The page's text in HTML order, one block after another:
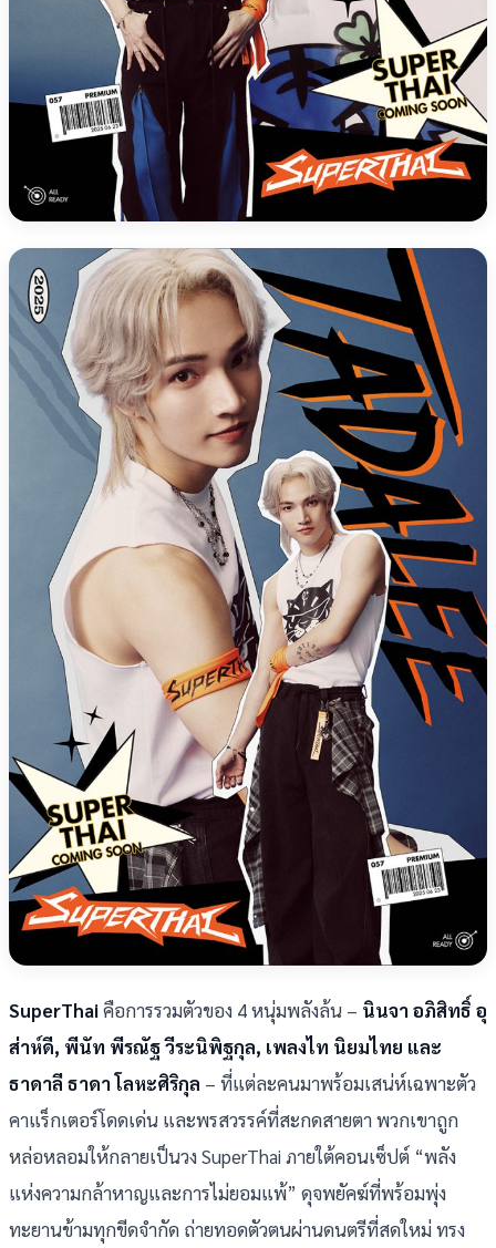
SuperThaiคือการรวมตัวของ 4 หนุ่มพลังล้น – นินจา อภิสิทธิ์ อุ
ส่าห์ดี, พีนัท พีรณัฐ วีระนิพิฐกุล, เพลงไท นิยมไทย และ
ธาดาลี ธาดา โลหะศิริกุล – ที่แต่ละคนมาพร้อมเสน่ห์เฉพาะตัว
คาแร็กเตอร์โดดเด่น และพรสวรรค์ที่สะกดสายตา พวกเขาถูก
หล่อหลอมให้กลายเป็นวง SuperThai ภายใต้คอนเซ็ปต์ “พลัง
แห่งความกล้าหาญและการไม่ยอมแพ้” ดุจพยัคฆ์ที่พร้อมพุ่ง
ทะยานข้ามทุกขีดจำกัด ถ่ายทอดตัวตนผ่านดนตรีที่สดใหม่ ทรง